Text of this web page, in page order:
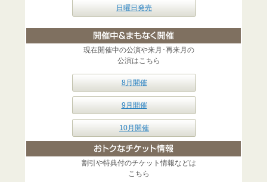
日曜日発売
現在開催中の公演や来月･再来月の
公演はこちら
8月開催
9月開催
10月開催
割引や特典付のチケット情報などは
こちら